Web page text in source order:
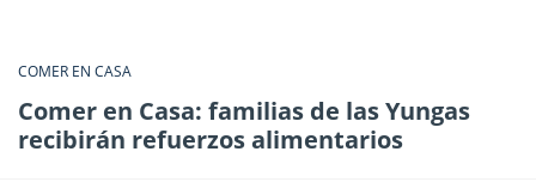
COMER EN CASA
Comer en Casa: familias de las Yungas
recibirán refuerzos alimentarios